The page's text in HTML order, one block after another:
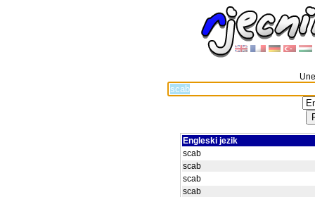
Engleski jezik
scab
scab
scab
scab